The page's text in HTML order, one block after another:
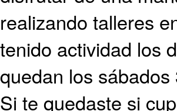
realizando talleres
tenido actividad los
quedan los
Si te quedaste si